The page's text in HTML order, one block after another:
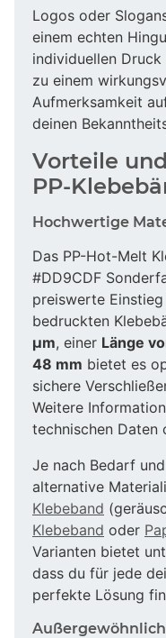
Logos oder
einem echten
individuellen
zu einem
Aufmerksamkeit
deinen
Vorteile
PP-
Hochwertige
Das PP-Hot-Melt
#DD9CDF
preiswerte
bedruckten
µm, einer Länge
48 mm bietet es
sichere
Weitere
technischen Daten
Je nach Bedarf
alternative
Klebeband
Klebeband oder
Varianten bietet
dass du für jede
perfekte Lösung